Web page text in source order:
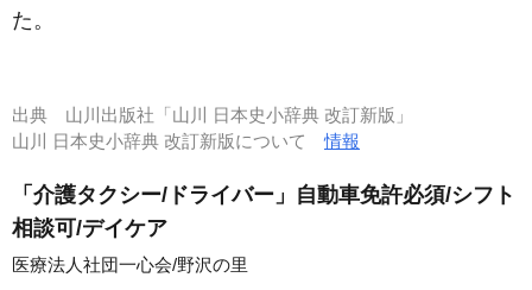
た。
出典 山川出版社「山川 日本史小辞典 改訂新版」
山川 日本史小辞典 改訂新版について情報
「介護タクシー/ドライバー」自動車免許必須/シフト
相談可/デイケア
医療法人社団一心会/野沢の里